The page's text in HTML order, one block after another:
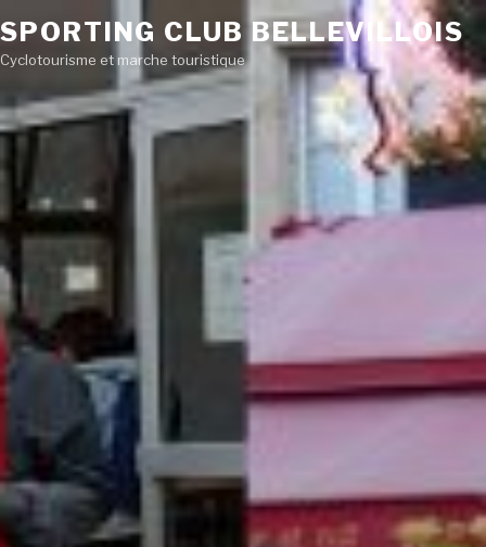
SPORTING CLUB BELLEVILLOIS
Cyclotourisme et marche touristique